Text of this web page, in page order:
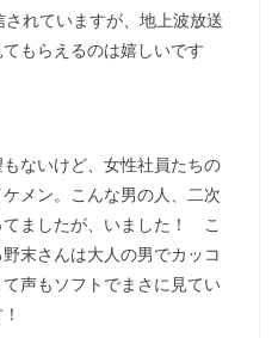
れていますが、地上波放送
もらえるのは嬉しいです
ないけど、女性社員たちの
メン。こんな男の人、二次
てましたが、いました！ こ
末さんは大人の男でカッコ
声もソフトでまさに見てい